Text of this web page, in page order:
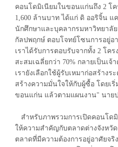
คอนโดมิเนียมในขอนแก่นถึง 2 โ
1,600 ล้านบาท ได้แก่ ดิ ออริจิ้น
นักศึกษาและบุคลากรมหาวิทยาลั
กัลปพฤกษ์ ตอบโจทย์โซนการอยู่อ
เราได้รับการตอบรับจากทั้ง 2 โค
สะสมเฉลี่ยกว่า 70% กลายเป็นเ
เรายังเลือกใช้ผู้รับเหมาก่อสร้างร
สร้างความมั่นใจให้กับผู้ซื้อ โดยเ
ขอนแก่น แล้วตามแผนงาน" นายป
สำหรับภาพรวมการเปิดคอนโด
ให้ความสำคัญกับตลาดต่างจังหวั
ตลาดที่มีความต้องการอยู่อาศัยจ